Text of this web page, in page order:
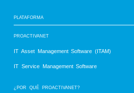
PLATAFORMA
PROACTIVANET
IT Asset Management Software (ITAM)
IT Service Management Software
¿POR QUÉ PROACTIVANET?